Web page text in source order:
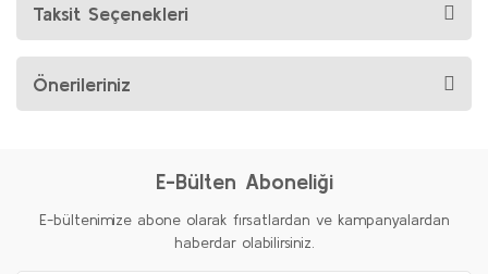
Taksit Seçenekleri
Önerileriniz
E-Bülten Aboneliği
E-bültenimize abone olarak fırsatlardan ve kampanyalardan
haberdar olabilirsiniz.